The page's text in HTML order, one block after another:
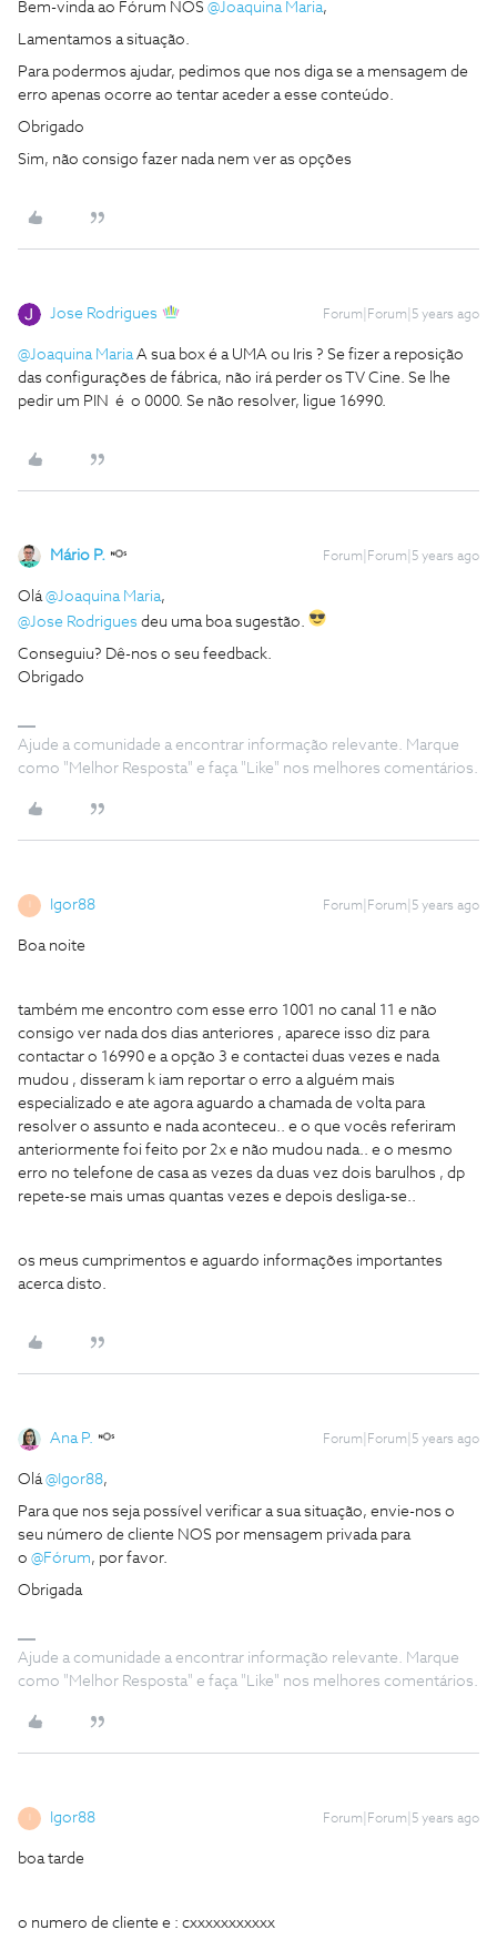
Bem-vinda ao Fórum NOS @Joaquina Maria,
Lamentamos a situação.
Para podermos ajudar, pedimos que nos diga se a mensagem de
erro apenas ocorre ao tentar aceder a esse conteúdo.
Obrigado
Sim, não consigo fazer nada nem ver as opções
Jose Rodrigues Forum|Forum|5 years ago
@Joaquina Maria A sua box é a UMA ou Iris ? Se fizer a reposição
das configurações de fábrica, não irá perder os TV Cine. Se lhe
pedir um PIN é o 0000. Se não resolver, ligue 16990.
Mário P. Forum|Forum|5 years ago
Olá @Joaquina Maria,
@Jose Rodrigues deu uma boa sugestão.
Conseguiu? Dê-nos o seu feedback.
Obrigado
Ajude a comunidade a encontrar informação relevante. Marque
como "Melhor Resposta" e faça "Like" nos melhores comentários.
Igor88 Forum|Forum|5 years ago
Boa noite
também me encontro com esse erro 1001 no canal 11 e não
consigo ver nada dos dias anteriores , aparece isso diz para
contactar o 16990 e a opção 3 e contactei duas vezes e nada
mudou , disseram k iam reportar o erro a alguém mais
especializado e ate agora aguardo a chamada de volta para
resolver o assunto e nada aconteceu.. e o que vocês referiram
anteriormente foi feito por 2x e não mudou nada.. e o mesmo
erro no telefone de casa as vezes da duas vez dois barulhos , dp
repete-se mais umas quantas vezes e depois desliga-se..
os meus cumprimentos e aguardo informações importantes
acerca disto.
Ana P. Forum|Forum|5 years ago
Olá @Igor88,
Para que nos seja possível verificar a sua situação, envie-nos o
seu número de cliente NOS por mensagem privada para
o @Fórum, por favor.
Obrigada
Ajude a comunidade a encontrar informação relevante. Marque
como "Melhor Resposta" e faça "Like" nos melhores comentários.
Igor88 Forum|Forum|5 years ago
boa tarde
o numero de cliente e : cxxxxxxxxxxx